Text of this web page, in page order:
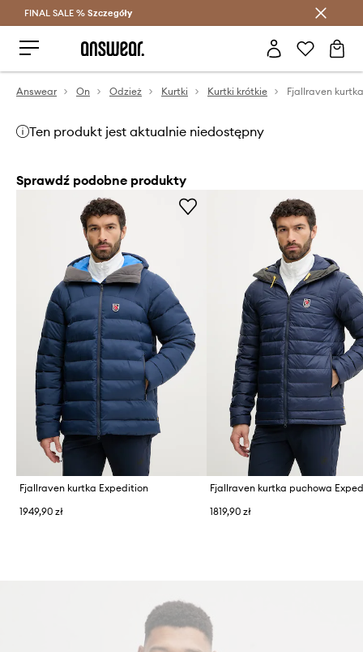
Oszczędzaj z Answear Club >
FINAL SALE % Szczegóły
Answear On Odzież Kurtki Kurtki krótkie
Ten produkt jest aktualnie niedostępny
Sprawdź podobne produkty
Fjallraven kurtka Expedition
1949,90 zł
Fjallraven kurtka puchowa
1819,90 zł